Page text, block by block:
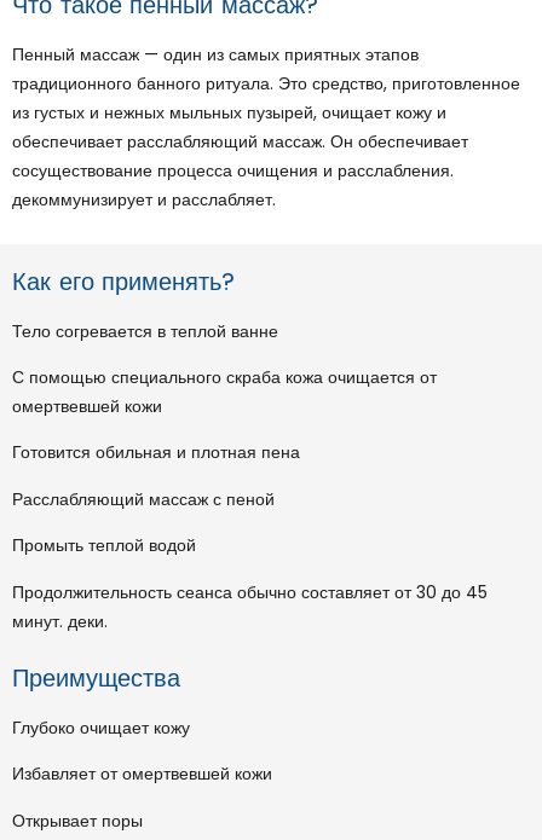
Пенный массаж — один из самых приятных этапов
традиционного банного ритуала. Это средство, приготовленное
из густых и нежных мыльных пузырей, очищает кожу и
обеспечивает расслабляющий массаж. Он обеспечивает
сосуществование процесса очищения и расслабления.
декоммунизирует и расслабляет.
Как его применять?
Тело согревается в теплой ванне
С помощью специального скраба кожа очищается от
омертвевшей кожи
Готовится обильная и плотная пена
Расслабляющий массаж с пеной
Промыть теплой водой
Продолжительность сеанса обычно составляет от 30 до 45
минут. деки.
Преимущества
Глубоко очищает кожу
Избавляет от омертвевшей кожи
Открывает поры